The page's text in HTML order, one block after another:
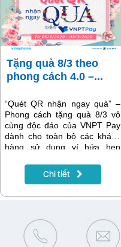
Tặng quà 8/3 theo
phong cách 4.0 –...
“Quét QR nhận ngay quà” –
Phong cách tặng quà 8/3 vô
cùng độc đáo của VNPT Pay
dành cho toàn bộ các khách
hàng sử dụng ví hứa hẹn
vui vẻ cho người tặng và
người được tặng quà.
Chi tiết